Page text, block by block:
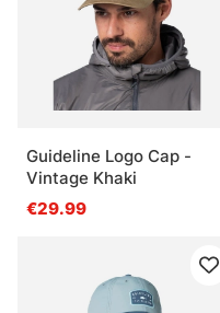
Qu’est-ce qu’un
Qu’est-ce qu’une
Qu’est-ce que des
vraiment ?
Qu’est-ce que
techniques change ?
Guideline Logo Cap -
Vintage Khaki
€29.99